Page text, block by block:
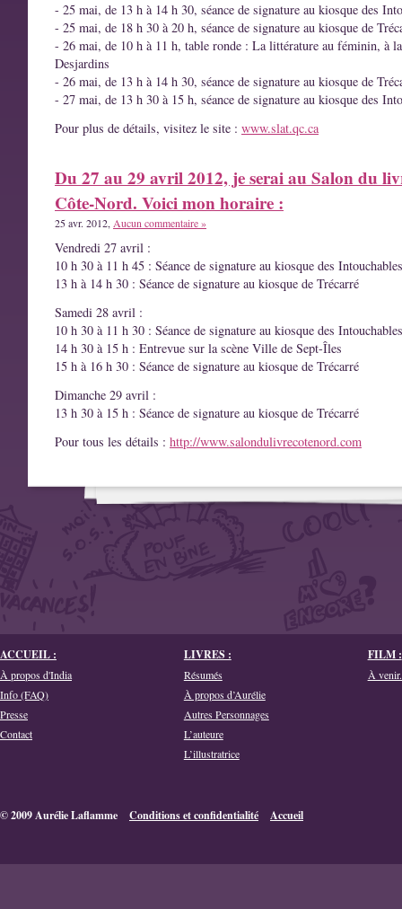
- 25 mai, de 13 h à 14 h 30, séance de signature au kiosque des
- 25 mai, de 18 h 30 à 20 h, séance de signature au kiosque de
- 26 mai, de 10 h à 11 h, table ronde : La littérature au féminin, à
Desjardins
- 26 mai, de 13 h à 14 h 30, séance de signature au kiosque de
- 27 mai, de 13 h 30 à 15 h, séance de signature au kiosque des
Pour plus de détails, visitez le site : www.slat.qc.ca
Du 27 au 29 avril 2012, je serai au Salon du
Côte-Nord. Voici mon horaire :
25 avr. 2012, Aucun commentaire »
Vendredi 27 avril :
10 h 30 à 11 h 45 : Séance de signature au kiosque des Intouchables
13 h à 14 h 30 : Séance de signature au kiosque de Trécarré
Samedi 28 avril :
10 h 30 à 11 h 30 : Séance de signature au kiosque des Intouchables
14 h 30 à 15 h : Entrevue sur la scène Ville de Sept-Îles
15 h à 16 h 30 : Séance de signature au kiosque de Trécarré
Dimanche 29 avril :
13 h 30 à 15 h : Séance de signature au kiosque de Trécarré
Pour tous les détails : http://www.salondulivrecotenord.com
ACCUEIL :
À propos d'India
Info (FAQ)
Presse
Contact
LIVRES :
Résumés
À propos d’Aurélie
Autres Personnages
L’auteure
L’illustratrice
FILM :
À
© 2009 Aurélie Laflamme Conditions et confidentialité Accueil